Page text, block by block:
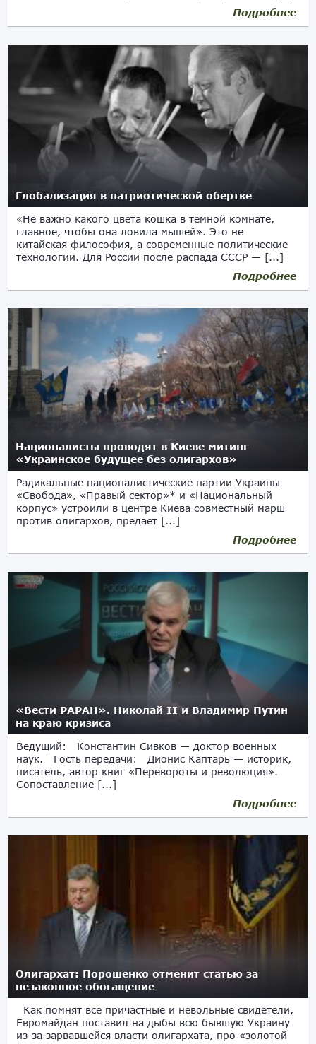
Подробнее
Глобализация в патриотической обертке
«Не важно какого цвета кошка в темной комнате,
главное, чтобы она ловила мышей». Это не
китайская философия, а современные политические
технологии. Для России после распада СССР — [...]
Подробнее
Националисты проводят в Киеве митинг
«Украинское будущее без олигархов»
Радикальные националистические партии Украины
«Свобода», «Правый сектор»* и «Национальный
корпус» устроили в центре Киева совместный марш
против олигархов, предает [...]
Подробнее
«Вести РАРАН». Николай II и Владимир Путин
на краю кризиса
Ведущий: Константин Сивков — доктор военных
наук. Гость передачи: Дионис Каптарь — историк,
писатель, автор книг «Перевороты и революция».
Сопоставление [...]
Подробнее
Олигархат: Порошенко отменит статью за
незаконное обогащение
Как помнят все причастные и невольные свидетели,
Евромайдан поставил на дыбы всю бывшую Украину
из-за зарвавшейся власти олигархата, про «золотой